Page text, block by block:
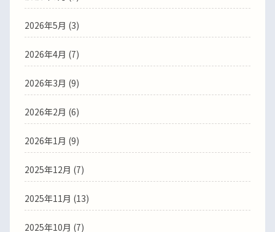
2026年5月 (3)
2026年4月 (7)
2026年3月 (9)
2026年2月 (6)
2026年1月 (9)
2025年12月 (7)
2025年11月 (13)
2025年10月 (7)